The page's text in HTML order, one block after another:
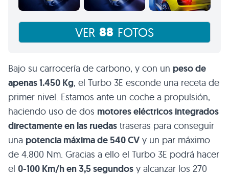
VER 88 FOTOS
Bajo su carrocería de carbono, y con un peso de
apenas 1.450 Kg, el Turbo 3E esconde una receta de
primer nivel. Estamos ante un coche a propulsión,
haciendo uso de dos motores eléctricos integrados
directamente en las ruedas traseras para conseguir
una potencia máxima de 540 CV y un par máximo
de 4.800 Nm. Gracias a ello el Turbo 3E podrá hacer
el 0-100 Km/h en 3,5 segundos y alcanzar los 270